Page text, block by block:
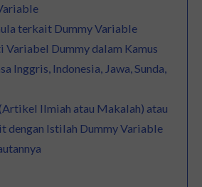
terkait Dummy Variable
Variabel Dummy dalam Kamus
Inggris, Indonesia, Jawa, Sunda,
Ilmiah atau Makalah) atau
dengan Istilah Dummy Variable